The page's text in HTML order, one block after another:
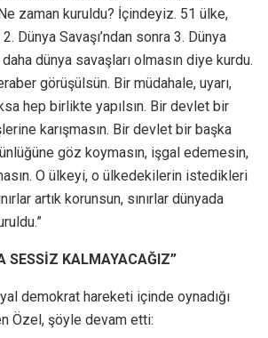
zaman kuruldu? İçindeyiz. 51 ülke,
Dünya Savaşı’ndan sonra 3. Dünya
dünya savaşları olmasın diye kurdu.
görüşülsün. Bir müdahale, uyarı,
hep birlikte yapılsın. Bir devlet bir
karışmasın. Bir devlet bir başka
göz koymasın, işgal edemesin,
O ülkeyi, o ülkedekilerin istedikleri
artık korunsun, sınırlar dünyada
SESSİZ KALMAYACAĞIZ”
demokrat hareketi içinde oynadığı
Özel, şöyle devam etti: